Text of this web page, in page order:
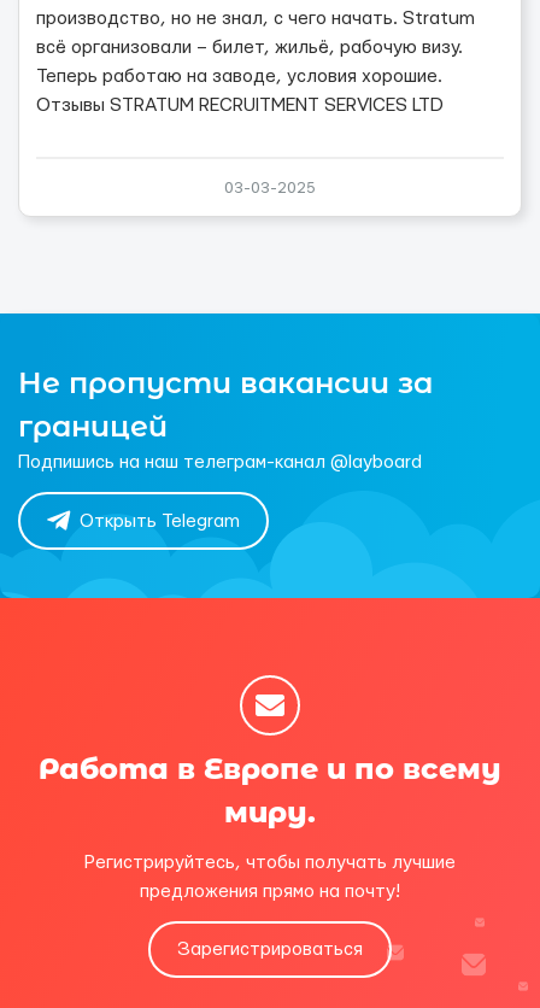
производство, но не знал, с чего начать. Stratum
всё организовали – билет, жильё, рабочую визу.
Теперь работаю на заводе, условия хорошие.
Отзывы STRATUM RECRUITMENT SERVICES LTD
03-03-2025
Не пропусти вакансии за
границей
Подпишись на наш телеграм-канал @layboard
Открыть Telegram
Работа в Европе и по всему
миру.
Регистрируйтесь, чтобы получать лучшие
предложения прямо на почту!
Зарегистрироваться